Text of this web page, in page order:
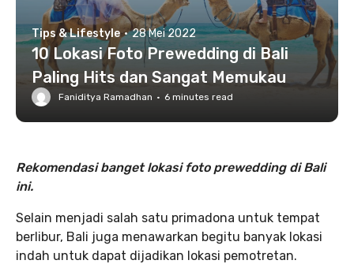
Tips & Lifestyle · 28 Mei 2022
10 Lokasi Foto Prewedding di Bali
Paling Hits dan Sangat Memukau
Faniditya Ramadhan · 6 minutes read
Rekomendasi banget lokasi foto prewedding di Bali
ini.
Selain menjadi salah satu primadona untuk tempat
berlibur, Bali juga menawarkan begitu banyak lokasi
indah untuk dapat dijadikan lokasi pemotretan.